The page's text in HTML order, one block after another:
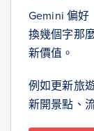
Gemini 偏好
換幾個字那
新價值。
例如更新旅
新開景點、